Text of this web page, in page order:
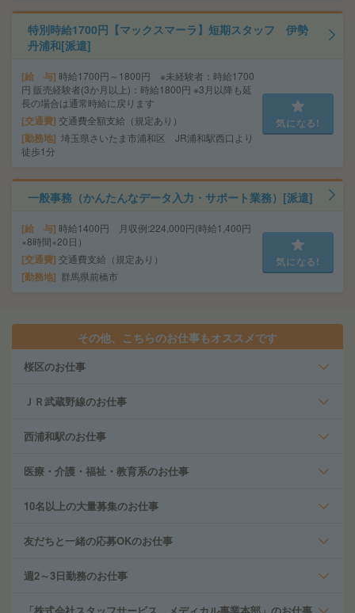
特別時給1700円【マックスマーラ】短期スタッフ 伊勢
丹浦和[派遣]
給 与 時給1700円～1800円 ※未経験者：時給1700
円 販売経験者(3か月以上)：時給1800円 ※3月以降も延
長の場合は通常時給に戻ります
交通費 交通費全額支給（規定あり）
勤務地 埼玉県さいたま市浦和区 JR浦和駅西口より
徒歩1分
気になる!
一般事務（かんたんなデータ入力・サポート業務）[派遣]
給 与 時給1400円 月収例:224,000円(時給1,400円
×8時間×20日）
交通費 交通費支給（規定あり）
勤務地 群馬県前橋市
気になる!
その他、こちらのお仕事もオススメです
桜区のお仕事
ＪＲ武蔵野線のお仕事
西浦和駅のお仕事
医療・介護・福祉・教育系のお仕事
10名以上の大量募集のお仕事
友だちと一緒の応募OKのお仕事
週2～3日勤務のお仕事